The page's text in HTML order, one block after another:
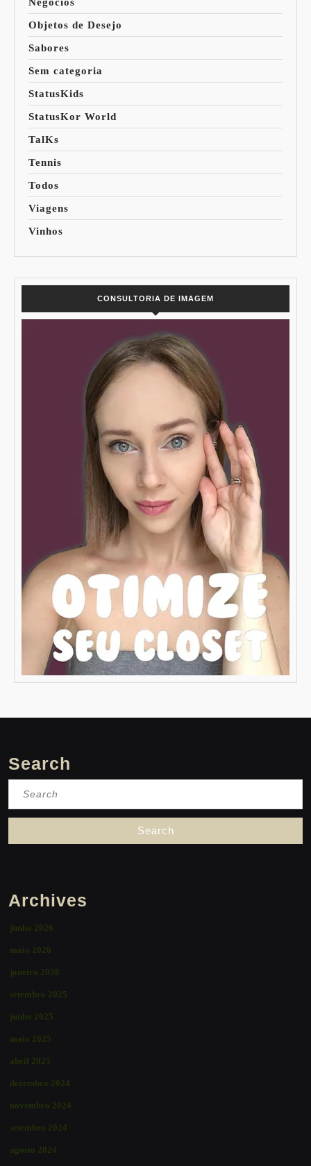
Objetos de Desejo
Sabores
Sem categoria
StatusKids
StatusKor World
TalKs
Tennis
Todos
Viagens
Vinhos
CONSULTORIA DE IMAGEM
Search
Archives
junho 2026
maio 2026
janeiro 2026
setembro 2025
junho 2025
maio 2025
abril 2025
dezembro 2024
novembro 2024
setembro 2024
agosto 2024